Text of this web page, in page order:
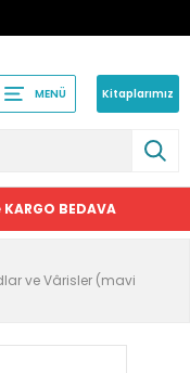
MENÜ Kitaplarımız
KARGO BEDAVA
ve Vârisler (mavi